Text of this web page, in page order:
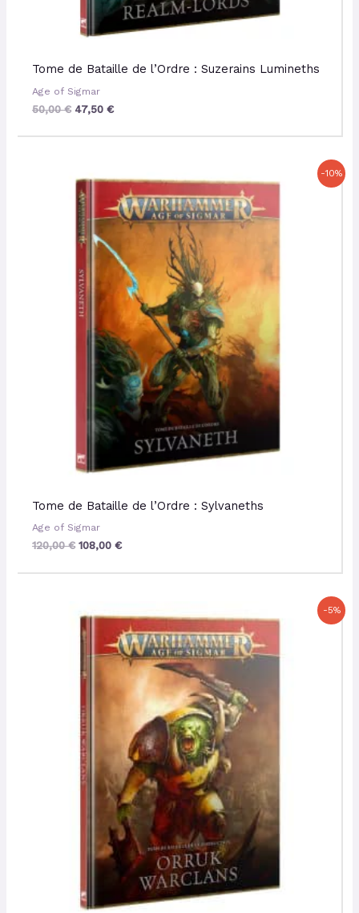
Tome de Bataille de l’Ordre : Suzerains Lumineths
Age of Sigmar
50,00€ 47,50 €
-10%
Tome de Bataille de l’Ordre : Sylvaneths
Age of Sigmar
120,00€
prix
initial
était :
120,00 €.
108,00 €
prix
actuel
est :
108,00 €.
-5%
prix
initial
50,00 €.
prix
actuel
est :
47,50 €.